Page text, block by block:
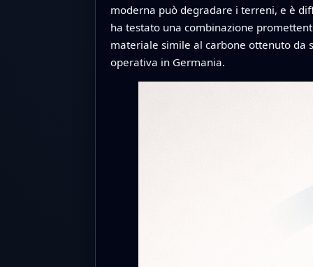
moderna può degradare i terreni, e è
ha testato una combinazione
materiale simile al carbone ottenuto da
operativa in Germania.